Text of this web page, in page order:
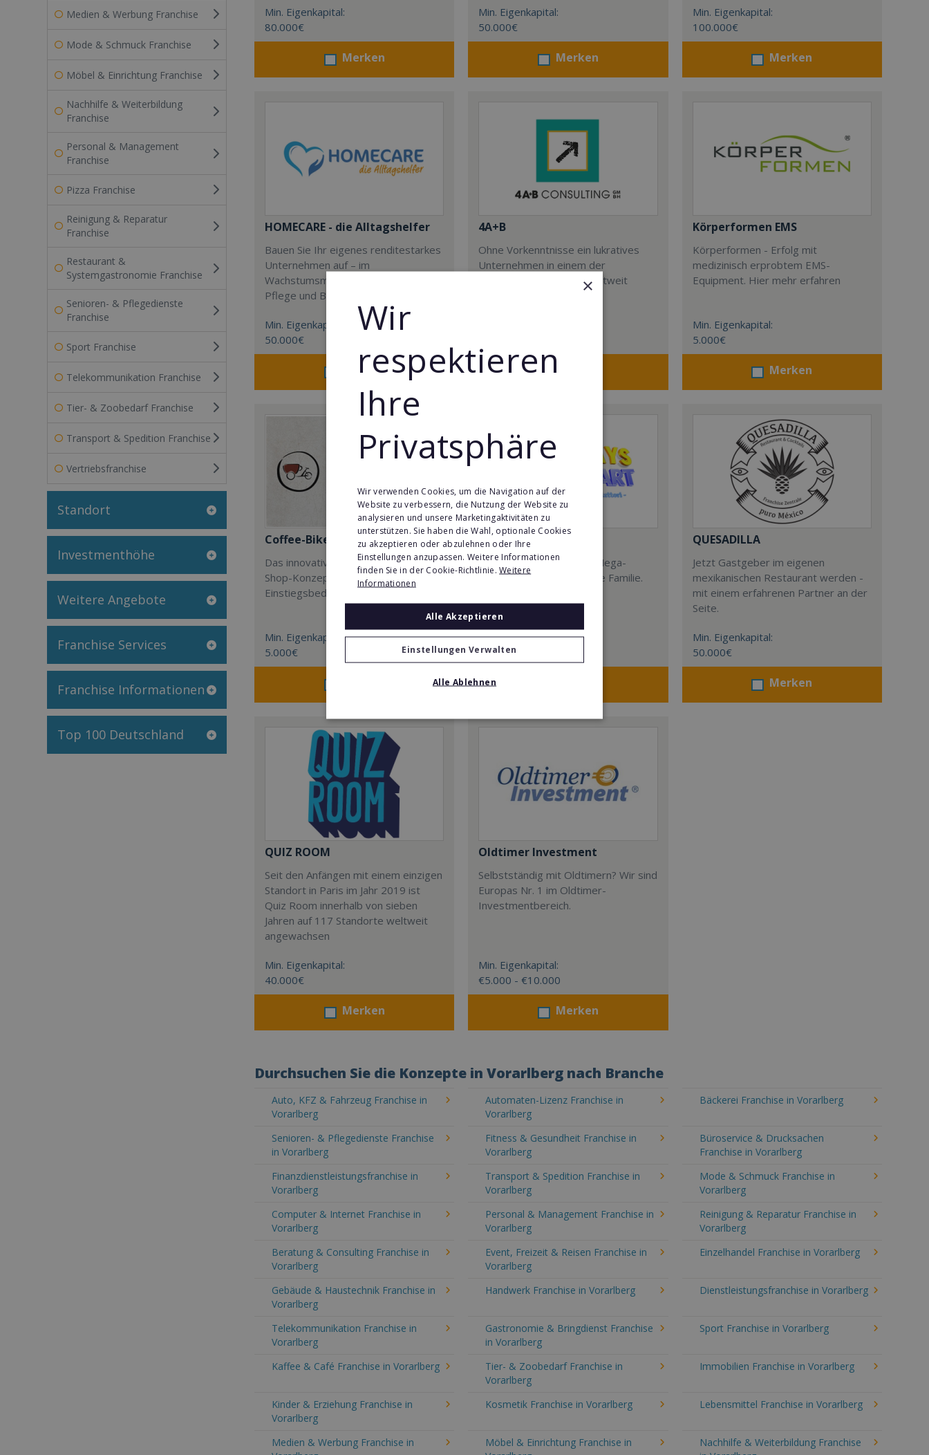
Medien & Werbung Franchise
Mode & Schmuck Franchise
Möbel & Einrichtung Franchise
Nachhilfe & Weiterbildung
Franchise
Personal & Management
Franchise
Pizza Franchise
Reinigung & Reparatur
Franchise
Restaurant &
Systemgastronomie Franchise
Senioren- & Pflegedienste
Franchise
Sport Franchise
Telekommunikation Franchise
Tier- & Zoobedarf Franchise
Transport & Spedition Franchise
Vertriebsfranchise
Standort
Investmenthöhe
Weitere Angebote
Franchise Services
Franchise Informationen
Top 100 Deutschland
Min. Eigenkapital:
80.000€
Merken
Min. Eigenkapital:
50.000€
Merken
Min. Eigenkapital:
100.000€
Merken
HOMECARE - die Alltagshelfer
Bauen Sie Ihr eigenes renditestarkes
Unternehmen auf – im
Wachstumsmarkt der ambulanten
Pflege und Betreuung.
Min. Eigenkapital:
50.000€
Merken
4A+B
Ohne Vorkenntnisse ein lukratives
Unternehmen in einem der
profitabelsten Märkte weltweit
Merken
Körperformen EMS
Körperformen - Erfolg mit
medizinisch erprobtem EMS-
Equipment. Hier mehr erfahren
Min. Eigenkapital:
5.000€
Merken
Coffee-Bike
Das innovative und mobile Coffee-
Shop-Konzept mit konkurrenzlosen
Einstiegsbedingungen.
Min. Eigenkapital:
5.000€
Mindways 3D TrickArt
3D TrickArt ist der neue Mega-
Freizeittrend für die ganze Familie.
Min. Eigenkapital:
100.000€
QUESADILLA
Jetzt Gastgeber im eigenen
mexikanischen Restaurant werden -
mit einem erfahrenen Partner an der
Seite.
Min. Eigenkapital:
50.000€
Merken
QUIZ ROOM
Seit den Anfängen mit einem einzigen
Standort in Paris im Jahr 2019 ist
Quiz Room innerhalb von sieben
Jahren auf 117 Standorte weltweit
angewachsen
Min. Eigenkapital:
40.000€
Merken
Oldtimer Investment
Selbstständig mit Oldtimern? Wir sind
Europas Nr. 1 im Oldtimer-
Investmentbereich.
Min. Eigenkapital:
€5.000 - €10.000
Merken
Durchsuchen Sie die Konzepte in Vorarlberg nach Branche
Auto, KFZ & Fahrzeug Franchise in
Vorarlberg
Automaten-Lizenz Franchise in
Vorarlberg
Bäckerei Franchise in Vorarlberg
Senioren- & Pflegedienste Franchise
in Vorarlberg
Fitness & Gesundheit Franchise in
Vorarlberg
Büroservice & Drucksachen
Franchise in Vorarlberg
Finanzdienstleistungsfranchise in
Vorarlberg
Transport & Spedition Franchise in
Vorarlberg
Mode & Schmuck Franchise in
Vorarlberg
Computer & Internet Franchise in
Vorarlberg
Personal & Management Franchise in
Vorarlberg
Reinigung & Reparatur Franchise in
Vorarlberg
Beratung & Consulting Franchise in
Vorarlberg
Event, Freizeit & Reisen Franchise in
Vorarlberg
Einzelhandel Franchise in Vorarlberg
Gebäude & Haustechnik Franchise in
Vorarlberg
Handwerk Franchise in Vorarlberg Dienstleistungsfranchise in Vorarlberg
Telekommunikation Franchise in
Vorarlberg
Gastronomie & Bringdienst Franchise
in Vorarlberg
Sport Franchise in Vorarlberg
Kaffee & Café Franchise in Vorarlberg
Tier- & Zoobedarf Franchise in
Vorarlberg
Immobilien Franchise in Vorarlberg
Kinder & Erziehung Franchise in
Vorarlberg
Kosmetik Franchise in Vorarlberg Lebensmittel Franchise in Vorarlberg
Medien & Werbung Franchise in
Möbel & Einrichtung Franchise in
Nachhilfe & Weiterbildung Franchise
×
Wir
respektieren
Ihre
Privatsphäre
Wir verwenden Cookies, um die Navigation auf der
Website zu verbessern, die Nutzung der Website zu
analysieren und unsere Marketingaktivitäten zu
unterstützen. Sie haben die Wahl, optionale Cookies
zu akzeptieren oder abzulehnen oder Ihre
Einstellungen anzupassen. Weitere Informationen
finden Sie in der Cookie-Richtlinie.Weitere
Informationen
Alle Akzeptieren
Einstellungen Verwalten
Alle Ablehnen